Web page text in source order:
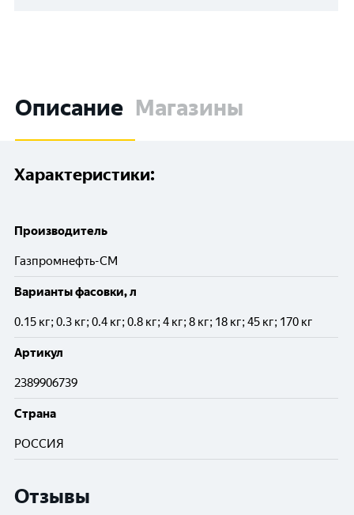
Описание Магазины
Характеристики:
Производитель
Газпромнефть-СМ
Варианты фасовки, л
0.15 кг; 0.3 кг; 0.4 кг; 0.8 кг; 4 кг; 8 кг; 18 кг; 45 кг; 170 кг
Артикул
2389906739
Cтрана
РОССИЯ
Отзывы